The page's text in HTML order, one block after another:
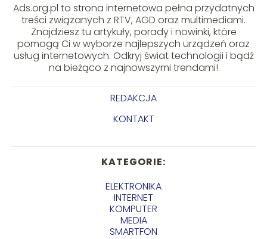
Ads.org.pl to strona internetowa pełna przydatnych
treści związanych z RTV, AGD oraz multimediami.
Znajdziesz tu artykuły, porady i nowinki, które
pomogą Ci w wyborze najlepszych urządzeń oraz
usług internetowych. Odkryj świat technologii i bądź
na bieżąco z najnowszymi trendami!
REDAKCJA
KONTAKT
KATEGORIE:
ELEKTRONIKA
INTERNET
KOMPUTER
MEDIA
SMARTFON